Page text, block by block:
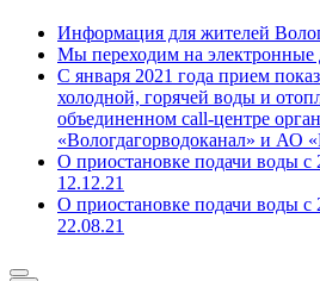
Информация для жителей
Мы переходим на электронные
С января 2021 года прием
холодной, горячей воды и
объединенном call-центре
«Вологдагорводоканал» и АО
О приостановке подачи воды с
12.12.21
О приостановке подачи воды с
22.08.21